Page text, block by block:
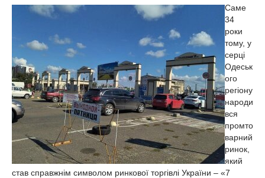
Саме
34
роки
тому, у
серці
Одеськ
ого
регіону
народи
вся
промто
варний
ринок,
який
став справжнім символом ринкової торгівлі України – «7